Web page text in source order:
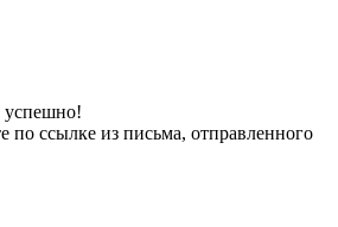
успешно!
по ссылке из письма, отправленного